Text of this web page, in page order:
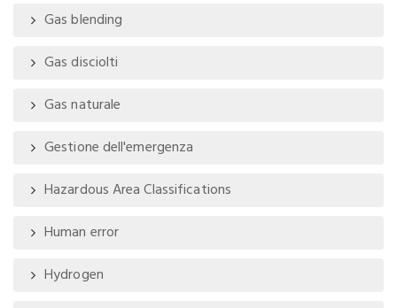
Gas blending
Gas disciolti
Gas naturale
Gestione dell'emergenza
Hazardous Area Classifications
Human error
Hydrogen